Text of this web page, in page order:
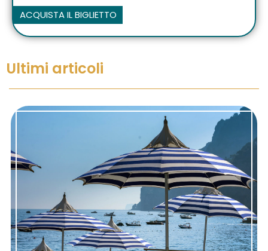
ACQUISTA IL BIGLIETTO
Ultimi articoli